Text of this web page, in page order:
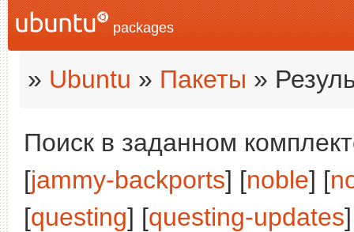
packages
» Ubuntu » Пакеты »
Поиск в заданном
[jammy-backports] [noble] [
[questing] [questing-updates